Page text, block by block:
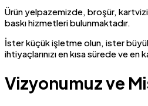
Ürün yelpazemizde, broşür,
baskı hizmetleri bulunmaktadır.
İster küçük işletme olun, ister
ihtiyaçlarınızı en kısa sürede ve en
Vizyonumuz ve